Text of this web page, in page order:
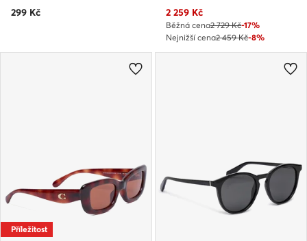
299 Kč
Aktuální cena
2 259 Kč
Běžná cena2 729 Kč-17%
Nejnižší cena2 459 Kč-8%
Příležitost